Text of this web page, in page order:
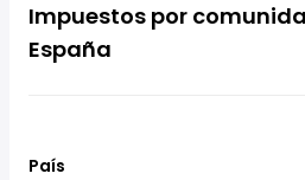
Impuestos por
España
País